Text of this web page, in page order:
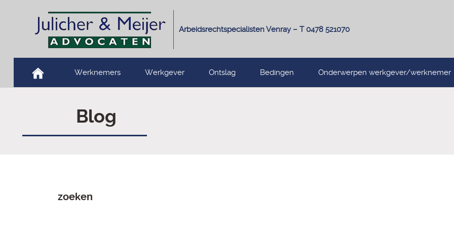
Arbeidsrechtspecialisten Venray – T 0478 521070
Werknemers Werkgever Ontslag Bedingen Onderwerpen werkgever/werknemer
Blog
zoeken